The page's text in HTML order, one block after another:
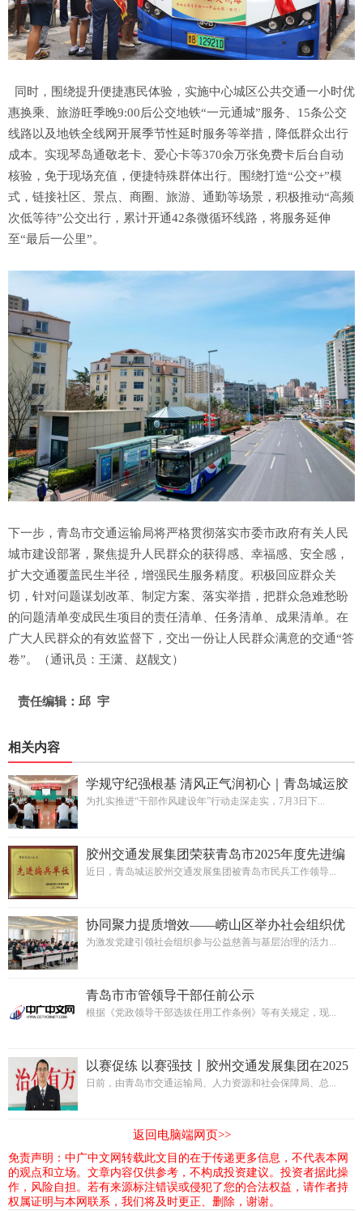
同时，围绕提升便捷惠民体验，实施中心城区公共交通一小时优
惠换乘、旅游旺季晚9:00后公交地铁“一元通城”服务、15条公交
线路以及地铁全线网开展季节性延时服务等举措，降低群众出行
成本。实现琴岛通敬老卡、爱心卡等370余万张免费卡后台自动
核验，免于现场充值，便捷特殊群体出行。围绕打造“公交+”模
式，链接社区、景点、商圈、旅游、通勤等场景，积极推动“高频
次低等待”公交出行，累计开通42条微循环线路，将服务延伸
至“最后一公里”。
下一步，青岛市交通运输局将严格贯彻落实市委市政府有关人民
城市建设部署，聚焦提升人民群众的获得感、幸福感、安全感，
扩大交通覆盖民生半径，增强民生服务精度。积极回应群众关
切，针对问题谋划改革、制定方案、落实举措，把群众急难愁盼
的问题清单变成民生项目的责任清单、任务清单、成果清单。在
广大人民群众的有效监督下，交出一份让人民群众满意的交通“答
卷”。（通讯员：王潇、赵靓文）
责任编辑：邱 宇
相关内容
学规守纪强根基 清风正气润初心｜青岛城运胶
州交通发展集团举办党纪党规知识抢答赛
为扎实推进“干部作风建设年”行动走深走实，7月3日下...
胶州交通发展集团荣获青岛市2025年度先进编
兵单位称号
近日，青岛城运胶州交通发展集团被青岛市民兵工作领导...
协同聚力提质增效——崂山区举办社会组织优
秀案例经验交流活动
为激发党建引领社会组织参与公益慈善与基层治理的活力...
青岛市市管领导干部任前公示
根据《党政领导干部选拔任用工作条例》等有关规定，现...
以赛促练 以赛强技丨胶州交通发展集团在2025
年青岛市交通运输行业新能源公交车维修工职
日前，由青岛市交通运输局、人力资源和社会保障局、总...
返回电脑端网页>>
免责声明：中广中文网转载此文目的在于传递更多信息，不代表本网
的观点和立场。文章内容仅供参考，不构成投资建议。投资者据此操
作，风险自担。若有来源标注错误或侵犯了您的合法权益，请作者持
权属证明与本网联系，我们将及时更正、删除，谢谢。